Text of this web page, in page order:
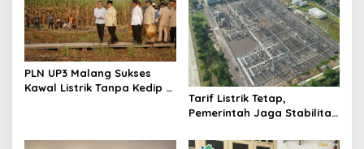
PLN UP3 Malang Sukses
Kawal Listrik Tanpa Kedip di
Tarif Listrik Tetap,
Pemerintah Jaga Stabilitas